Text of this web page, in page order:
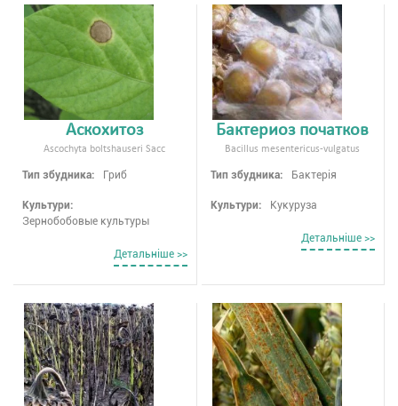
Аскохитоз
Ascochyta boltshauseri Sacc
Тип збудника: Гриб
Культури:
Зернобобовые культуры
Детальнiше >>
Бактериоз початков
Bacillus mesentericus-vulgatus
Тип збудника: Бактерія
Культури: Кукуруза
Детальнiше >>